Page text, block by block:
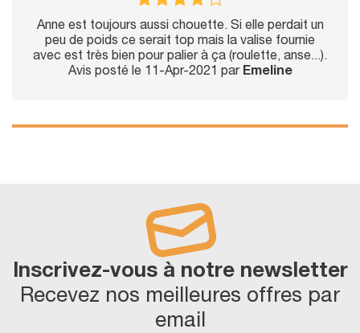
Anne est toujours aussi chouette. Si elle perdait un
peu de poids ce serait top mais la valise fournie
avec est très bien pour palier à ça (roulette, anse...).
Avis posté le 11-Apr-2021 par Emeline
Inscrivez-vous à notre newsletter
Recevez nos meilleures offres par
email